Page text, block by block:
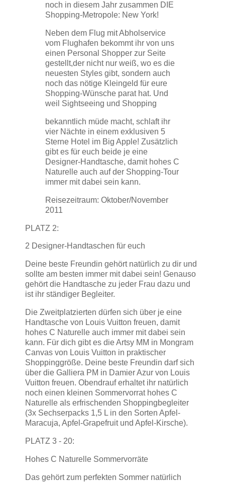
noch in diesem Jahr zusammen DIE
Shopping-Metropole: New York!
Neben dem Flug mit Abholservice
vom Flughafen bekommt ihr von uns
einen Personal Shopper zur Seite
gestellt,der nicht nur weiß, wo es die
neuesten Styles gibt, sondern auch
noch das nötige Kleingeld für eure
Shopping-Wünsche parat hat. Und
weil Sightseeing und Shopping
bekanntlich müde macht, schlaft ihr
vier Nächte in einem exklusiven 5
Sterne Hotel im Big Apple! Zusätzlich
gibt es für euch beide je eine
Designer-Handtasche, damit hohes C
Naturelle auch auf der Shopping-Tour
immer mit dabei sein kann.
Reisezeitraum: Oktober/November
2011
PLATZ 2:
2 Designer-Handtaschen für euch
Deine beste Freundin gehört natürlich zu dir und
sollte am besten immer mit dabei sein! Genauso
gehört die Handtasche zu jeder Frau dazu und
ist ihr ständiger Begleiter.
Die Zweitplatzierten dürfen sich über je eine
Handtasche von Louis Vuitton freuen, damit
hohes C Naturelle auch immer mit dabei sein
kann. Für dich gibt es die Artsy MM in Mongram
Canvas von Louis Vuitton in praktischer
Shoppinggröße. Deine beste Freundin darf sich
über die Galliera PM in Damier Azur von Louis
Vuitton freuen. Obendrauf erhaltet ihr natürlich
noch einen kleinen Sommervorrat hohes C
Naturelle als erfrischenden Shoppingbegleiter
(3x Sechserpacks 1,5 L in den Sorten Apfel-
Maracuja, Apfel-Grapefruit und Apfel-Kirsche).
PLATZ 3 - 20:
Hohes C Naturelle Sommervorräte
Das gehört zum perfekten Sommer natürlich